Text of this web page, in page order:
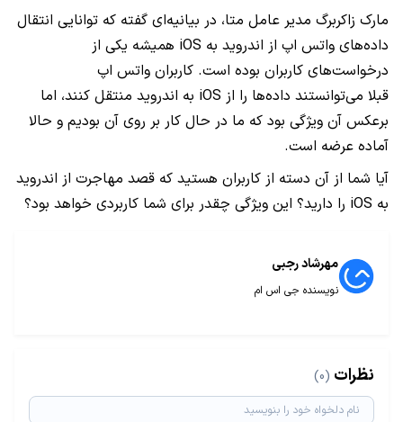
مارک زاکربرگ مدیر عامل متا، در بیانیه‌ای گفته که توانایی انتقال
داده‌های واتس اپ از اندروید به iOS همیشه یکی از
درخواست‌های کاربران بوده است. کاربران واتس اپ
قبلا می‌توانستند داده‌ها را از iOS به اندروید منتقل کنند، اما
برعکس آن ویژگی بود که ما در حال کار بر روی آن بودیم و حالا
آماده عرضه است.
آیا شما از آن دسته از کاربران هستید که قصد مهاجرت از اندروید
به iOS را دارید؟ این ویژگی چقدر برای شما کاربردی خواهد بود؟
مهرشاد رجبی
نویسنده جی اس ام
نظرات (0)